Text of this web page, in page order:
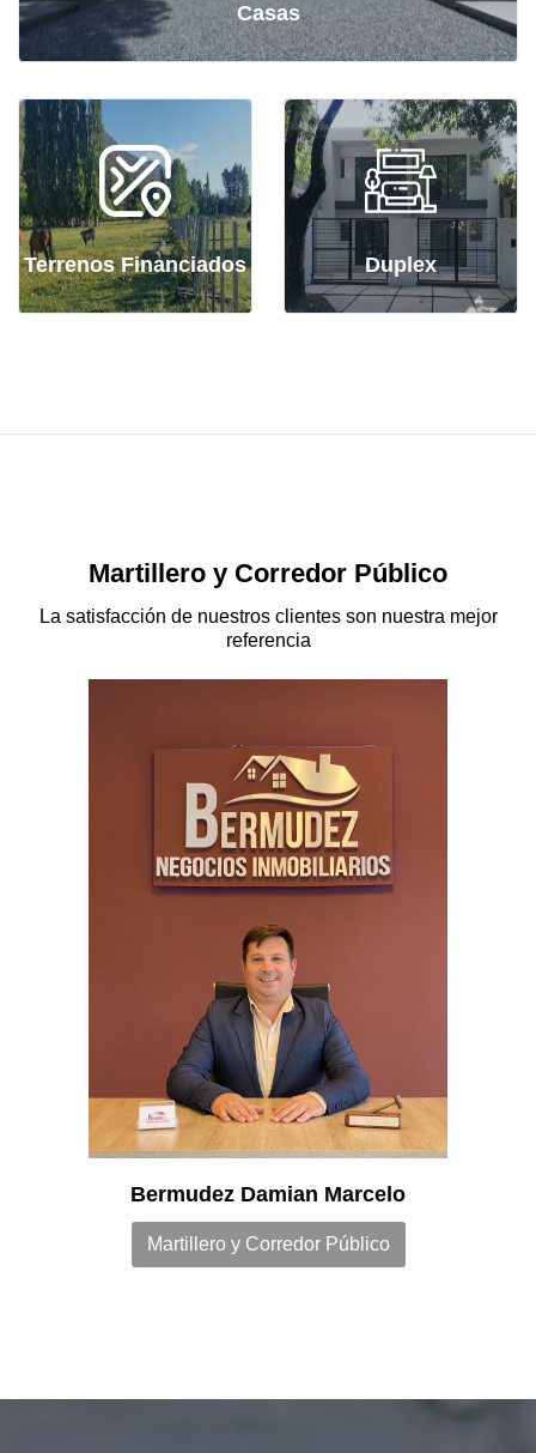
Casas
Terrenos Financiados Duplex
Martillero y Corredor Público
La satisfacción de nuestros clientes son nuestra mejor
referencia
Bermudez Damian Marcelo
Martillero y Corredor Público